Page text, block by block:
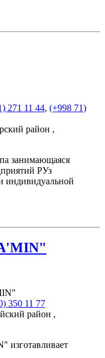
271 11 44, (+998 71)
район ,
занимающаяся
РУз
индивидуальной
350 11 77
район ,